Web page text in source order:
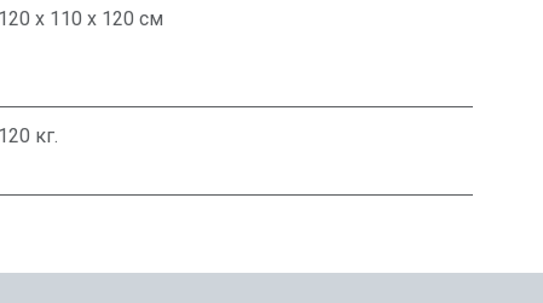
120 х 110 х 120 см
120 кг.